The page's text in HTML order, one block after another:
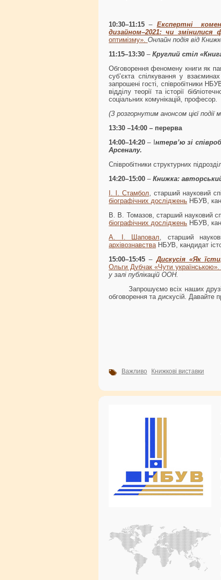
10:30–11:15 – Експертні
дизайном–2021: чи змінилися
оптимізму». Онлайн подія від
11:15–13:30 – Круглий стіл «
Обговорення феномену книги як
суб’єкта спілкування у
запрошені гості, співробітники
відділу теорії та історії
соціальних комунікацій, професор.
(З розгорнутим анонсом цієї
13:30 –14:00 – перерва
14:00–14:20 – І нтерв’ю зі
Арсеналу.
Співробітники структурних
14:20–15:00 – Книжка:
І. І. Стамбол , старший науковий
біографічних досліджень НБУВ,
В. В. Томазов, старший науковий
біографічних досліджень НБУВ,
А. І. Шаповал , старший
архівознавства НБУВ, кандидат
15:00–15:45 – Дискусія «Як
Ольги Дубчак «Чути українською».
у залі публікацій ООН.
Запрошуємо всіх наших друзів,
обговорення та дискусій.
Важливо Книжкові виставки